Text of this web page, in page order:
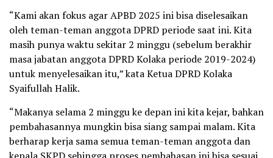
“Kami akan fokus agar APBD 2025 ini bisa diselesaikan
oleh teman-teman anggota DPRD periode saat ini. Kita
masih punya waktu sekitar 2 minggu (sebelum berakhir
masa jabatan anggota DPRD Kolaka periode 2019-2024)
untuk menyelesaikan itu,” kata Ketua DPRD Kolaka
Syaifullah Halik.
“Makanya selama 2 minggu ke depan ini kita kejar, bahkan
pembahasannya mungkin bisa siang sampai malam. Kita
berharap kerja sama semua teman-teman anggota dan